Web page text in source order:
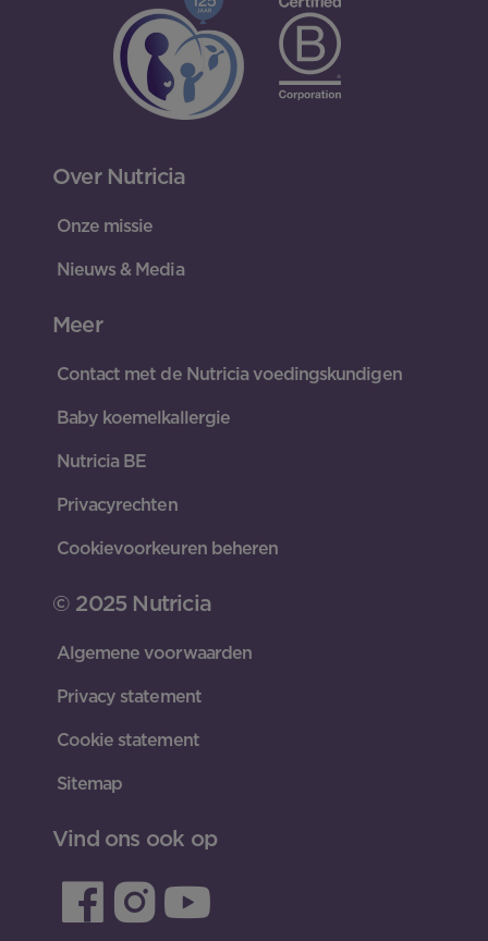
Over Nutricia
Onze missie
Nieuws & Media
Meer
Contact met de Nutricia voedingskundigen
Baby koemelkallergie
Nutricia BE
Privacyrechten
Cookievoorkeuren beheren
© 2025 Nutricia
Algemene voorwaarden
Privacy statement
Cookie statement
Sitemap
Vind ons ook op